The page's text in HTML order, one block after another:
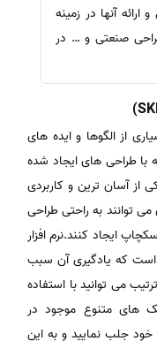
آنها در زمینه
صنعتی و … در
از الگوها و ایده های
با طراحی های ایجاد شده
از آسان ترین و کاربردی
توانند به راحتی طراحی
ایجاد کنند.نرم افزار
است که یادگیری آن سبب
می توانید با استفاده
های متنوع موجود در
جلب نمایید و به این